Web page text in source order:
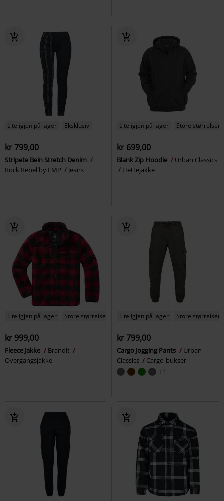
Lite igjen på lager Eksklusiv
kr 799,00
Stripete Bein Stretch Denim
Rock Rebel by EMP
Jeans
Lite igjen på lager Store størrelser
kr 699,00
Blank Zip Hoodie
Urban Classics
Hettejakke
Lite igjen på lager Store størrelser
kr 999,00
Fleece Jakke
Brandit
Overgangsjakke
Lite igjen på lager Store størrelser
kr 799,00
Cargo Jogging Pants
Urban
Classics
Cargo-bukser
+1